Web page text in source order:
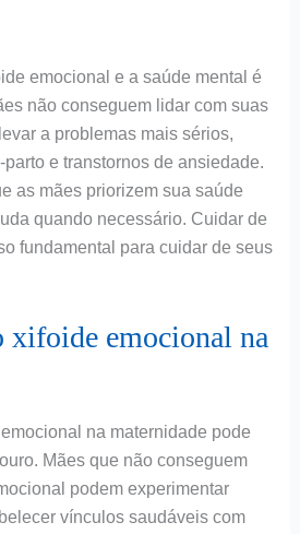
emocional e a saúde mental é
não conseguem lidar com suas
a problemas mais sérios,
e transtornos de ansiedade.
as mães priorizem sua saúde
quando necessário. Cuidar de
fundamental para cuidar de seus
xifoide emocional na
na maternidade pode
Mães que não conseguem
podem experimentar
vínculos saudáveis com